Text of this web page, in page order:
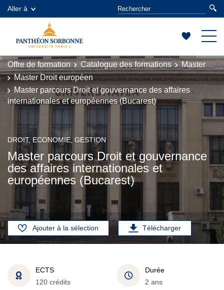
Aller à
Offre de formation Catalogue des formations
Master
Master Droit européen
Master parcours Droit et gouvernance des affaires
internationales et européennes (Bucarest)
DROIT, ECONOMIE, GESTION
Master parcours Droit et gouvernance
des affaires internationales et
européennes (Bucarest)
Ajouter à la sélection Télécharger
ECTS
120 crédits
Durée
2 ans